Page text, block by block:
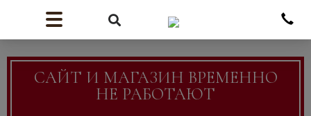
САЙТ И МАГАЗИН ВРЕМЕННО
НЕ РАБОТАЮТ